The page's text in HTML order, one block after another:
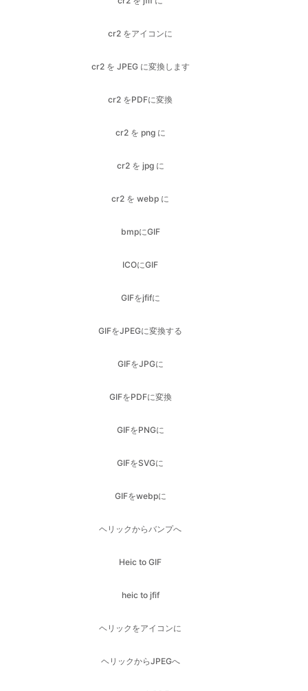
cr2 を JPEG に変換します
cr2 をPDFに変換
cr2 を png に
cr2 を jpg に
cr2 を webp に
bmpにGIF
ICOにGIF
GIFをjfifに
GIFをJPEGに変換する
GIFをJPGに
GIFをPDFに変換
GIFをPNGに
GIFをSVGに
GIFをwebpに
ヘリックからバンプへ
Heic to GIF
heic to jfif
ヘリックをアイコンに
ヘリックからJPEGへ
ヘイックからPDFへ
heic to jpg